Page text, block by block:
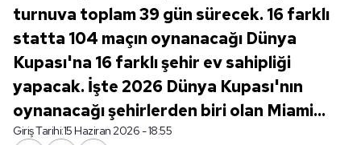
turnuva toplam 39 gün sürecek. 16 farklı
statta 104 maçın oynanacağı Dünya
Kupası'na 16 farklı şehir ev sahipliği
yapacak. İşte 2026 Dünya Kupası'nın
oynanacağı şehirlerden biri olan Miami...
Giriş Tarihi:15 Haziran 2026 - 18:55